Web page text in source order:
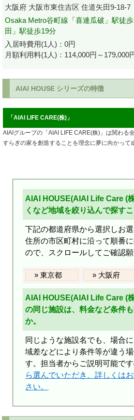
大阪府 大阪市東住吉区 住道矢田9-18-7
Osaka Metro谷町線「喜連瓜破」駅徒
田」駅徒歩19分
入居時費用(1人)：0円
月額利用料(1人)：114,000円～179,000
AIAI HOUSE シリーズの特徴
「AIAI LIFE CARE(株)」
AIAIグループの「AIAI LIFE CARE(株)」は関わる
すらぎの家を創造することを理念に夢に向かって
AIAI HOUSE(AIAI Life Care (
くなど地域を絞り込んで探す
下記の都道府県から選択しお
住所の市区町村に沿って順番
ので、スクロールしてご確認願
東京都 大阪府
AIAI HOUSE(AIAI Life Care (
の同じ施設は、料金など条件
か。
同じような施設名でも、場合
域差などにより条件等が違う
す。担当者からご説明可能です
ら選んでいただき、詳しくは
さい。